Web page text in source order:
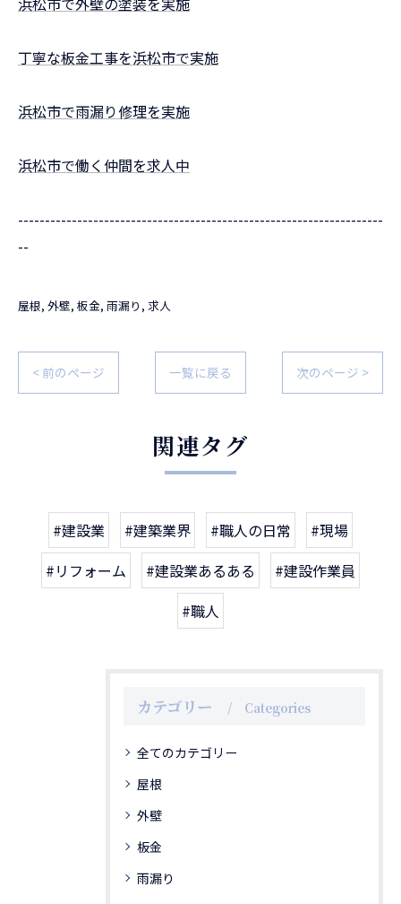
丁寧な板金工事を浜松市で実施
浜松市で雨漏り修理を実施
浜松市で働く仲間を求人中
--------------------------------------------------------------------
--
屋根 外壁 板金 雨漏り 求人
< 前のページ 一覧に戻る 次のページ >
関連タグ
#建設業 #建築業界 #職人の日常
#現場
#リフォーム
#建設業あるある
#建設作業員
#職人
カテゴリー Categories
全てのカテゴリー
屋根
外壁
板金
雨漏り